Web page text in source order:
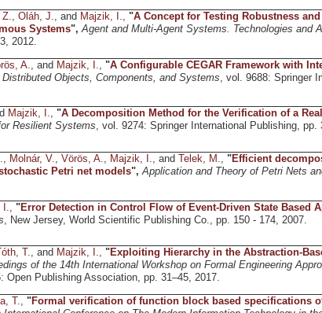
Z., Oláh, J., and Majzik, I., "A Concept for Testing Robustness
Systems",Agent and Multi-Agent Systems. Technologies and
2012.
A. , and Majzik, I. "A Configurable CEGAR Framework with
Objects, Components, and Systems , vol. 9688: Springer
Majzik, I., "A Decomposition Method for the Verification of a
Resilient Systems, vol. 9274: Springer International Publishing, pp.
, Molnár, V., Vörös, A., Majzik, I., and Telek, M., "Efficient
Petri net models",Application and Theory of Petri Nets
"Error Detection in Control Flow of Event-Driven State Based
, New Jersey, World Scientific Publishing Co., pp. 150 - 174, 2007.
Tóth, T., and Majzik, I., "Exploiting Hierarchy in the Abstraction-
of the 14th International Workshop on Formal Engineering
Open Publishing Association, pp. 31–45, 2017.
T., "Formal verification of function block based specifications